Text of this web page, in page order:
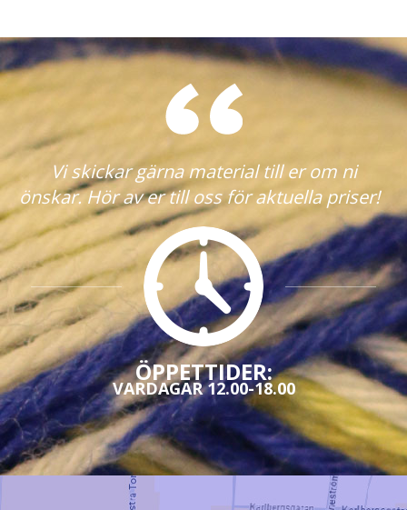
Vi skickar gärna material till er om ni
önskar. Hör av er till oss för aktuella priser!
ÖPPETTIDER:
VARDAGAR 12.00-18.00